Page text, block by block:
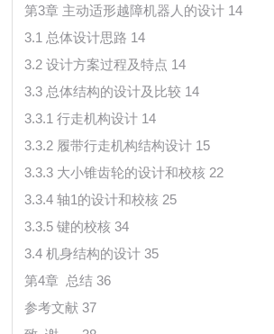
第3章 主动适形越障机器人的设计 14
3.1 总体设计思路 14
3.2 设计方案过程及特点 14
3.3 总体结构的设计及比较 14
3.3.1 行走机构设计 14
3.3.2 履带行走机构结构设计 15
3.3.3 大小锥齿轮的设计和校核 22
3.3.4 轴1的设计和校核 25
3.3.5 键的校核 34
3.4 机身结构的设计 35
第4章 总结 36
参考文献 37